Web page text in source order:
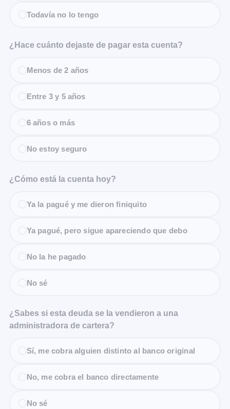
Todavía no lo tengo
¿Hace cuánto dejaste de pagar esta cuenta?
Menos de 2 años
Entre 3 y 5 años
6 años o más
No estoy seguro
¿Cómo está la cuenta hoy?
Ya la pagué y me dieron finiquito
Ya pagué, pero sigue apareciendo que debo
No la he pagado
No sé
¿Sabes si esta deuda se la vendieron a una
administradora de cartera?
Sí, me cobra alguien distinto al banco original
No, me cobra el banco directamente
No sé